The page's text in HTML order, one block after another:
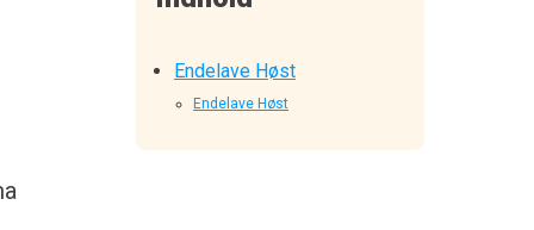
Endelave Høst
Endelave Høst